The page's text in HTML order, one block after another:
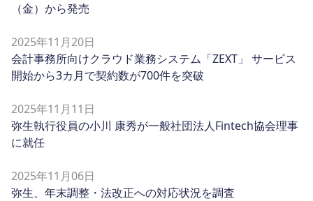
（金）から発売
2025年11月20日
会計事務所向けクラウド業務システム「ZEXT」 サービス
開始から3カ月で契約数が700件を突破
2025年11月11日
弥生執行役員の小川 康秀が一般社団法人Fintech協会理事
に就任
2025年11月06日
弥生、年末調整・法改正への対応状況を調査